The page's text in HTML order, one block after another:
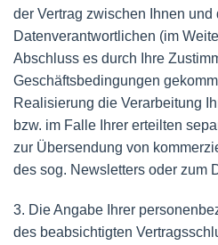
der Vertrag zwischen Ihnen und
Datenverantwortlichen (im
Abschluss es durch Ihre
Geschäftsbedingungen
Realisierung die Verarbeitung
bzw. im Falle Ihrer erteilten
zur Übersendung von
des sog. Newsletters oder zum
3. Die Angabe Ihrer
des beabsichtigten